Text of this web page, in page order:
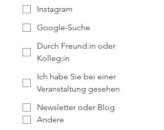
Instagram
Google-Suche
Durch Freund:in oder
Kolleg:in
Ich habe Sie bei einer
Veranstaltung gesehen
Newsletter oder Blog
Andere